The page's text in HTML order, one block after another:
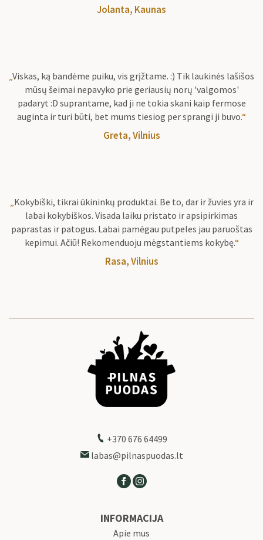
Jolanta, Kaunas
Viskas, ką bandėme puiku, vis grįžtame. :) Tik laukinės lašišos
mūsų šeimai nepavyko prie geriausių norų 'valgomos'
padaryt :D suprantame, kad ji ne tokia skani kaip fermose
auginta ir turi būti, bet mums tiesiog per sprangi ji buvo.“
Greta, Vilnius
Kokybiški, tikrai ūkininkų produktai. Be to, dar ir žuvies yra ir
labai kokybiškos. Visada laiku pristato ir apsipirkimas
paprastas ir patogus. Labai pamėgau putpeles jau paruoštas
kepimui. Ačiū! Rekomenduoju mėgstantiems kokybę.“
Rasa, Vilnius
+370 676 64499
labas@pilnaspuodas.lt
INFORMACIJA
Apie mus